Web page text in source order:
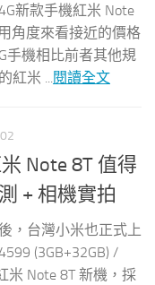
新款手機紅米 Note
角度來看接近的價格
手機相比前者其他規
米 ...
閱讀全文
Note 8T 值得
+ 相機實拍
，台灣小米也正式上
(3GB+32GB) /
米 Note 8T 新機，採